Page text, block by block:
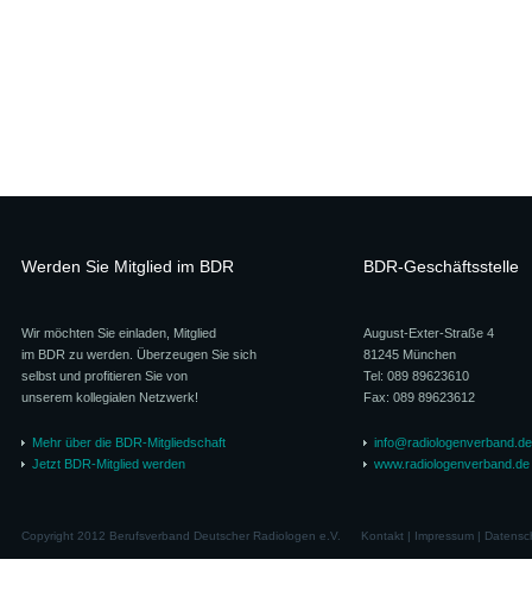
Werden Sie Mitglied im BDR
Wir möchten Sie einladen, Mitglied
im BDR zu werden. Überzeugen Sie sich
selbst und profitieren Sie von
unserem kollegialen Netzwerk!
Mehr über die BDR-Mitgliedschaft
Jetzt BDR-Mitglied werden
BDR-Geschäftsstelle
August-Exter-Straße 4
81245 München
Tel: 089 89623610
Fax: 089 89623612
info@radiologenverband.de
www.radiologenverband.de
Copyright 2012 Berufsverband Deutscher Radiologen e.V. Kontakt| Impressum|